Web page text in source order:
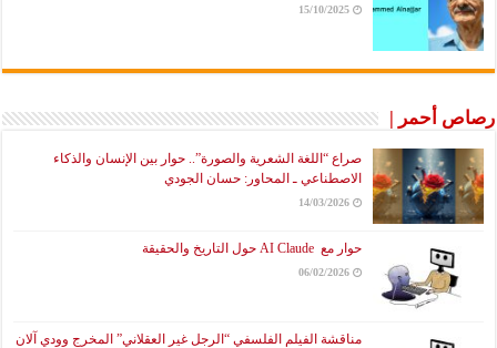
15/10/2025
رصاص أحمر |
صراع “اللغة الشعرية والصورة”.. حوار بين الإنسان والذكاء
الاصطناعي ـ المحاور: حسان الجودي
14/03/2026
حوار مع AI Claude حول التاريخ والحقيقة
06/02/2026
مناقشة الفيلم الفلسفي “الرجل غير العقلاني” المخرج وودي آلان